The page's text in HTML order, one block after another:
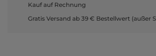
Kauf auf Rechnung
Gratis Versand ab 39 € Bestellwert (außer